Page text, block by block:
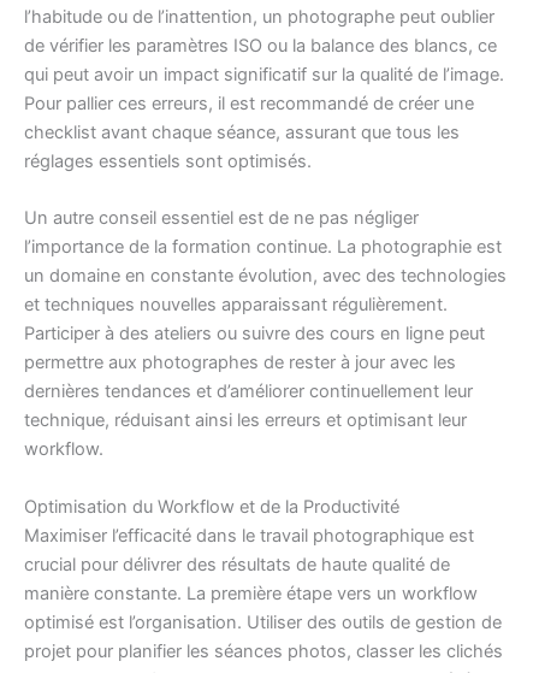
l’habitude ou de l’inattention, un photographe peut oublier
de vérifier les paramètres ISO ou la balance des blancs, ce
qui peut avoir un impact significatif sur la qualité de l’image.
Pour pallier ces erreurs, il est recommandé de créer une
checklist avant chaque séance, assurant que tous les
réglages essentiels sont optimisés.
Un autre conseil essentiel est de ne pas négliger
l’importance de la formation continue. La photographie est
un domaine en constante évolution, avec des technologies
et techniques nouvelles apparaissant régulièrement.
Participer à des ateliers ou suivre des cours en ligne peut
permettre aux photographes de rester à jour avec les
dernières tendances et d’améliorer continuellement leur
technique, réduisant ainsi les erreurs et optimisant leur
workflow.
Optimisation du Workflow et de la Productivité
Maximiser l’efficacité dans le travail photographique est
crucial pour délivrer des résultats de haute qualité de
manière constante. La première étape vers un workflow
optimisé est l’organisation. Utiliser des outils de gestion de
projet pour planifier les séances photos, classer les clichés